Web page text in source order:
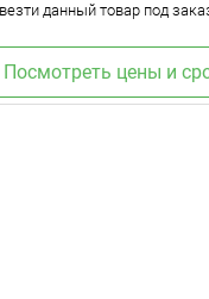
данный товар под
Посмотреть цены и